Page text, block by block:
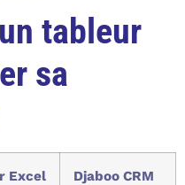
tableur
sa
Excel Djaboo CRM